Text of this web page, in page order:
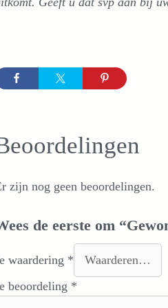
zijn nog geen beoordelingen.
de eerste om
waardering *
beoordeling *